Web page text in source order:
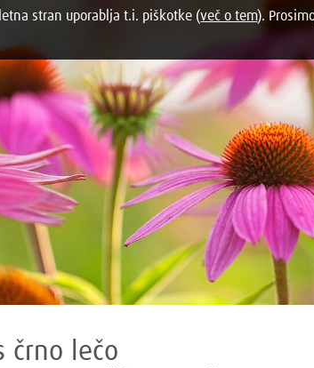
črno lečo
stran uporablja t.i. piškotke (več o tem).